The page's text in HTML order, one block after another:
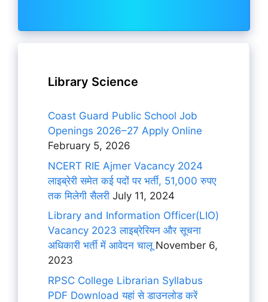
Library Science
Coast Guard Public School Job
Openings 2026–27 Apply Online
February 5, 2026
NCERT RIE Ajmer Vacancy 2024
लाइब्रेरी समेत कई पदों पर भर्ती, 51,000 रुपए
तक मिलेगी सैलरी July 11, 2024
Library and Information Officer(LIO)
Vacancy 2023 लाइब्रेरियन और सूचना
अधिकारी भर्ती में आवेदन चालूNovember 6,
2023
RPSC College Librarian Syllabus
PDF Download यहां से डाउनलोड करें